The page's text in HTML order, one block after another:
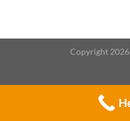
Copyright